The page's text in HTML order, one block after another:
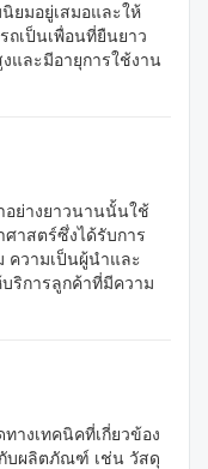
มอยู่เสมอและให้
เป็นเพื่อนที่ยืนยาว
และมีอายุการใช้งาน
ย่างยาวนานนั้นใช้
ศาสตร์ซึ่งได้รับการ
วามเป็นผู้นำและ
ริการลูกค้าที่มีความ
างเทคนิคที่เกี่ยวข้อง
กับผลิตภัณฑ์ เช่น วัสดุ